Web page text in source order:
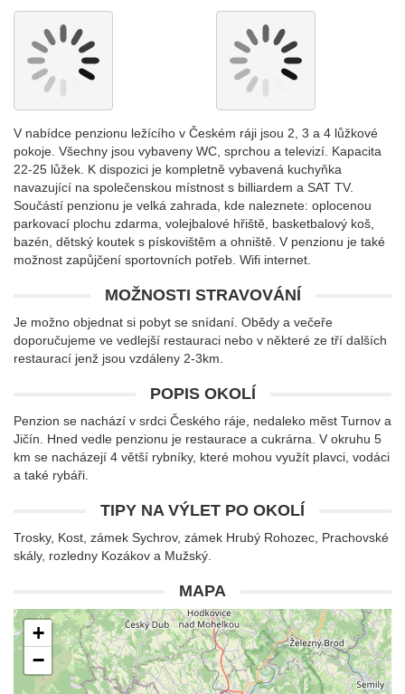
V nabídce penzionu ležícího v Českém ráji jsou 2, 3 a 4 lůžkové
pokoje. Všechny jsou vybaveny WC, sprchou a televizí. Kapacita
22-25 lůžek. K dispozici je kompletně vybavená kuchyňka
navazující na společenskou místnost s billiardem a SAT TV.
Součástí penzionu je velká zahrada, kde naleznete: oplocenou
parkovací plochu zdarma, volejbalové hřiště, basketbalový koš,
bazén, dětský koutek s pískovištěm a ohniště. V penzionu je také
možnost zapůjčení sportovních potřeb. Wifi internet.
MOŽNOSTI STRAVOVÁNÍ
Je možno objednat si pobyt se snídaní. Obědy a večeře
doporučujeme ve vedlejší restauraci nebo v některé ze tří dalších
restaurací jenž jsou vzdáleny 2-3km.
POPIS OKOLÍ
Penzion se nachází v srdci Českého ráje, nedaleko měst Turnov a
Jičín. Hned vedle penzionu je restaurace a cukrárna. V okruhu 5
km se nacházejí 4 větší rybníky, které mohou využít plavci, vodáci
a také rybáři.
TIPY NA VÝLET PO OKOLÍ
Trosky, Kost, zámek Sychrov, zámek Hrubý Rohozec, Prachovské
skály, rozledny Kozákov a Mužský.
MAPA
+
−